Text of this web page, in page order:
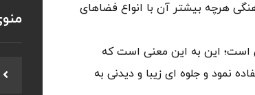
هرچه بیشتر آن با انواع فضاهای
است؛ این به این معنی است که
نمود و جلوه ای زیبا و دیدنی به